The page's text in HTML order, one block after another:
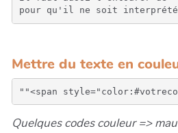
pour qu'il ne soit interprété
Mettre du texte en
Quelques codes couleur =>